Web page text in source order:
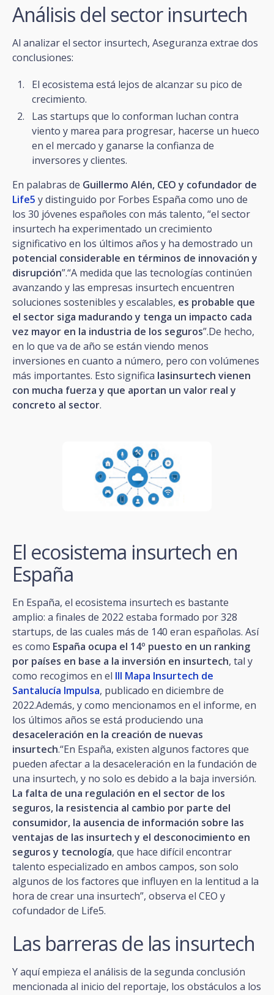
Análisis del sector insurtech
Al analizar el sector insurtech, Aseguranza extrae dos
conclusiones:
El ecosistema está lejos de alcanzar su pico de
crecimiento.
Las startups que lo conforman luchan contra
viento y marea para progresar, hacerse un hueco
en el mercado y ganarse la confianza de
inversores y clientes.
En palabras de Guillermo Alén, CEO y cofundador de
Life5 y distinguido por Forbes España como uno de
los 30 jóvenes españoles con más talento, “el sector
insurtech ha experimentado un crecimiento
significativo en los últimos años y ha demostrado un
potencial considerable en términos de innovación y
disrupción”.“A medida que las tecnologías continúen
avanzando y las empresas insurtech encuentren
soluciones sostenibles y escalables, es probable que
el sector siga madurando y tenga un impacto cada
vez mayor en la industria de los seguros”.De hecho,
en lo que va de año se están viendo menos
inversiones en cuanto a número, pero con volúmenes
más importantes. Esto significa lasinsurtech vienen
con mucha fuerza y que aportan un valor real y
concreto al sector.
El ecosistema insurtech en
España
En España, el ecosistema insurtech es bastante
amplio: a finales de 2022 estaba formado por 328
startups, de las cuales más de 140 eran españolas. Así
es como España ocupa el 14º puesto en un ranking
por países en base a la inversión en insurtech, tal y
como recogimos en el III Mapa Insurtech de
Santalucía Impulsa, publicado en diciembre de
2022.Además, y como mencionamos en el informe, en
los últimos años se está produciendo una
desaceleración en la creación de nuevas
insurtech.“En España, existen algunos factores que
pueden afectar a la desaceleración en la fundación de
una insurtech, y no solo es debido a la baja inversión.
La falta de una regulación en el sector de los
seguros, la resistencia al cambio por parte del
consumidor, la ausencia de información sobre las
ventajas de las insurtech y el desconocimiento en
seguros y tecnología, que hace difícil encontrar
talento especializado en ambos campos, son solo
algunos de los factores que influyen en la lentitud a la
hora de crear una insurtech”, observa el CEO y
cofundador de Life5.
Las barreras de las insurtech
Y aquí empieza el análisis de la segunda conclusión
mencionada al inicio del reportaje, los obstáculos a los